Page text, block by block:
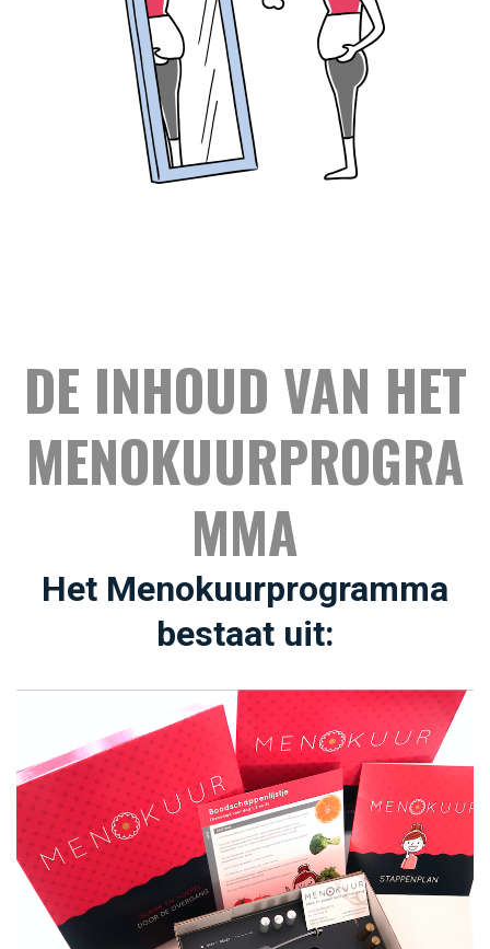
DE INHOUD VAN HET
MENOKUURPROGRA
MMA
Het Menokuurprogramma
bestaat uit: